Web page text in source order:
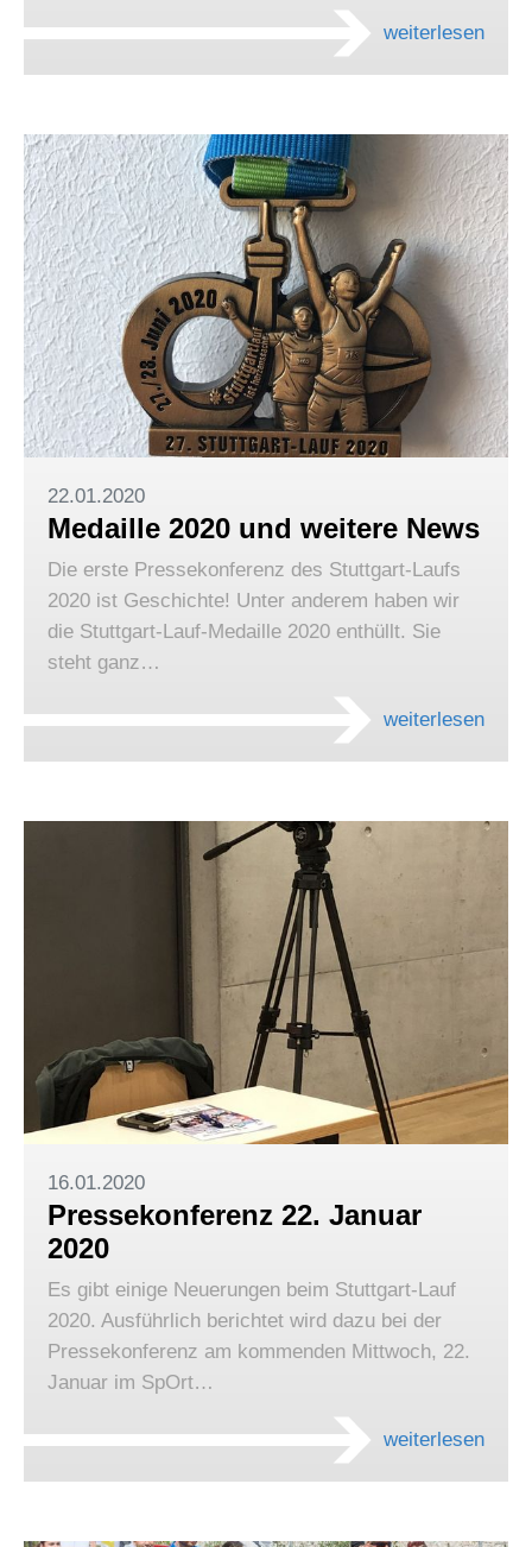
weiterlesen
22.01.2020
Medaille 2020 und weitere News
Die erste Pressekonferenz des Stuttgart-Laufs
2020 ist Geschichte! Unter anderem haben wir
die Stuttgart-Lauf-Medaille 2020 enthüllt. Sie
steht ganz…
weiterlesen
16.01.2020
Pressekonferenz 22. Januar
2020
Es gibt einige Neuerungen beim Stuttgart-Lauf
2020. Ausführlich berichtet wird dazu bei der
Pressekonferenz am kommenden Mittwoch, 22.
Januar im SpOrt…
weiterlesen